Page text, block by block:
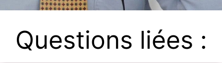
Questions liées :